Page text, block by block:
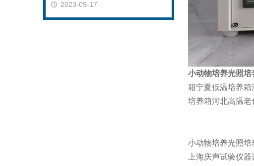
2023-09-17
小动物培养光照培
箱宁夏低温培养
培养箱河北高温
小动物培养光照培
上海庆声试验仪